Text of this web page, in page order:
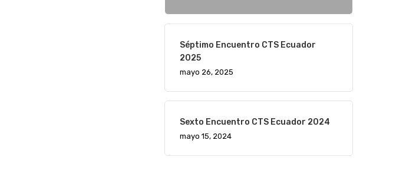
Séptimo Encuentro CTS Ecuador
2025
mayo 26, 2025
Sexto Encuentro CTS Ecuador 2024
mayo 15, 2024